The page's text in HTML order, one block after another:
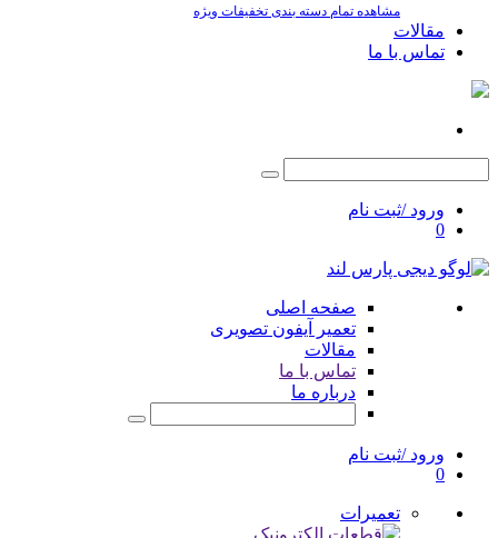
مشاهده تمام دسته بندی تخفیفات ویژه
مقالات
تماس با ما
ورود /ثبت نام
0
صفحه اصلی
تعمیر آیفون تصویری
مقالات
تماس با ما
درباره ما
ورود /ثبت نام
0
تعمیرات